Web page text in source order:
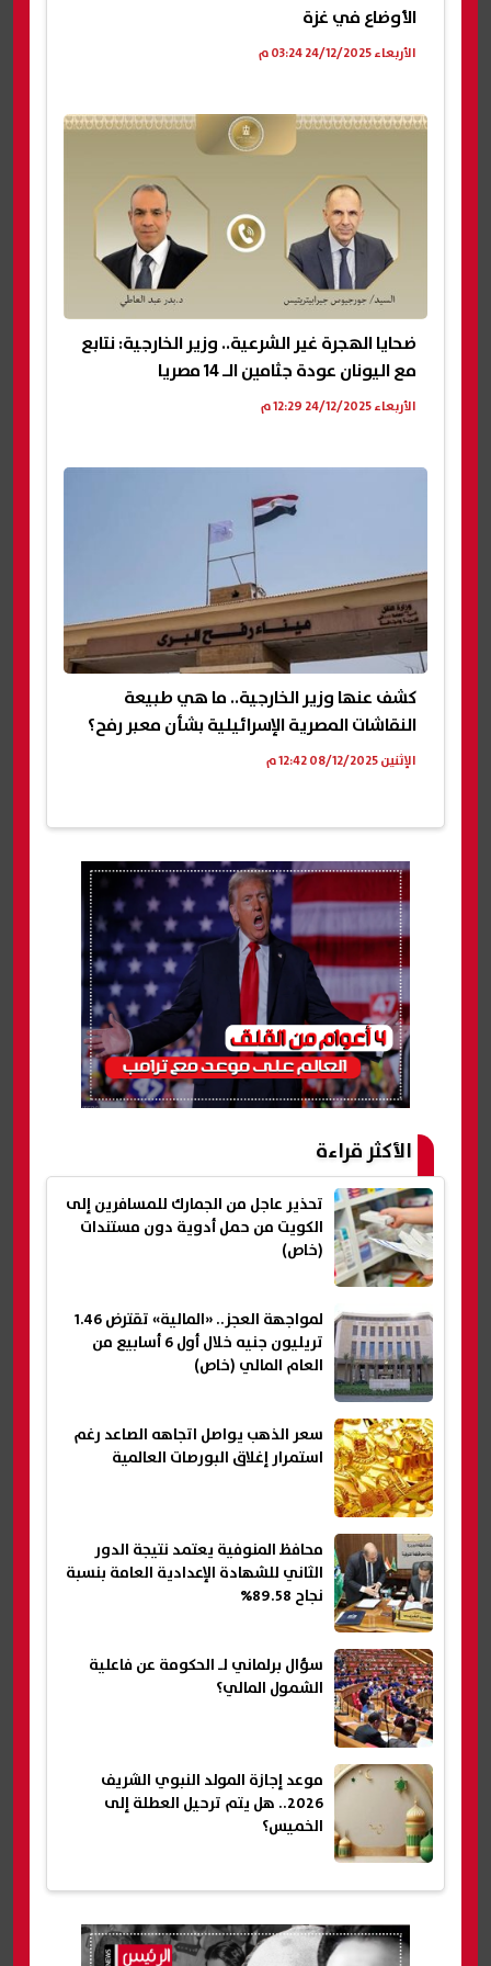
الأوضاع في غزة
الأربعاء 24/12/2025 03:24 م
ضحايا الهجرة غير الشرعية.. وزير الخارجية: نتابع
مع اليونان عودة جثامين الـ 14 مصريا
الأربعاء 24/12/2025 12:29 م
كشف عنها وزير الخارجية.. ما هي طبيعة
النقاشات المصرية الإسرائيلية بشأن معبر رفح؟
الإثنين 08/12/2025 12:42 م
الأكثر قراءة
تحذير عاجل من الجمارك للمسافرين إلى
الكويت من حمل أدوية دون مستندات
(خاص)
لمواجهة العجز.. «المالية» تقترض 1.46
تريليون جنيه خلال أول 6 أسابيع من
العام المالي (خاص)
سعر الذهب يواصل اتجاهه الصاعد رغم
استمرار إغلاق البورصات العالمية
محافظ المنوفية يعتمد نتيجة الدور
الثاني للشهادة الإعدادية العامة بنسبة
نجاح 89.58%
سؤال برلماني لـ الحكومة عن فاعلية
الشمول المالي؟
موعد إجازة المولد النبوي الشريف
2026.. هل يتم ترحيل العطلة إلى
الخميس؟